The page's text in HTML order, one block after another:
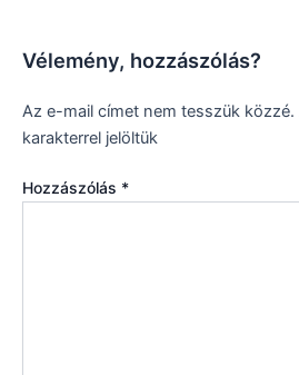
Vélemény, hozzászólás?
Az e-mail címet nem tesszük közzé.
karakterrel jelöltük
Hozzászólás *